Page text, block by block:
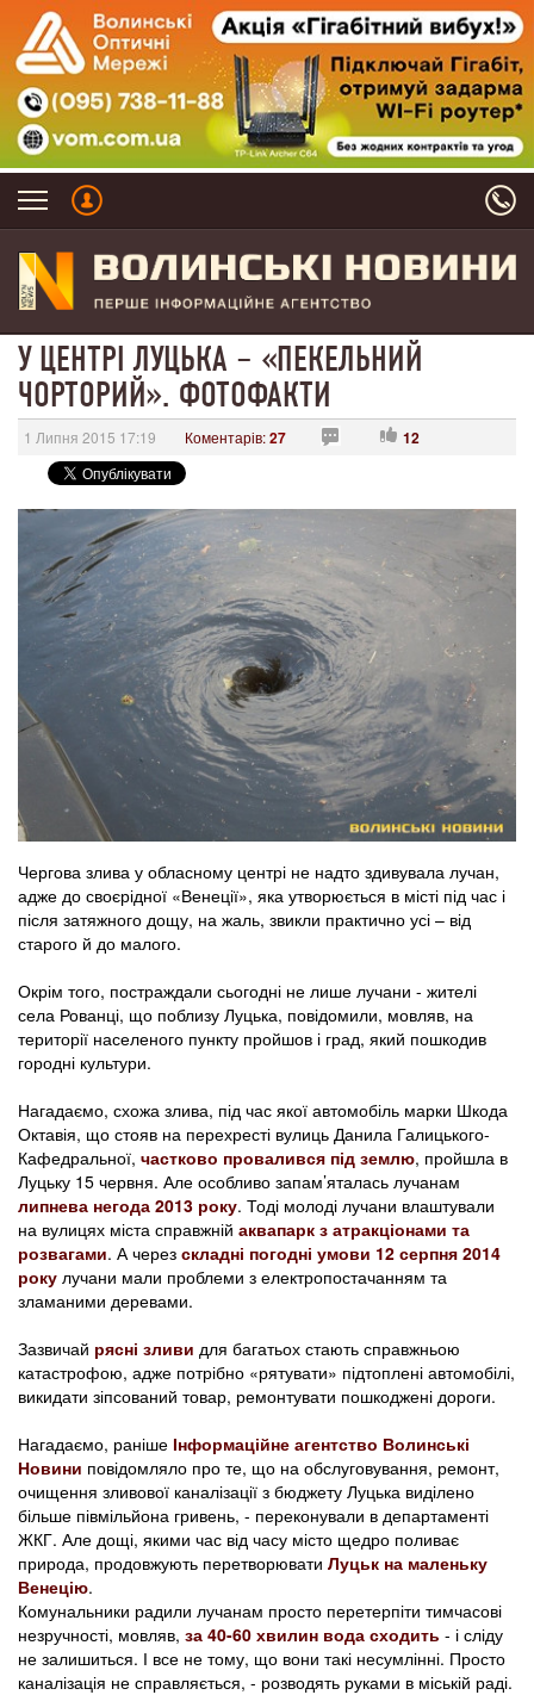
У ЦЕНТРІ ЛУЦЬКА – «ПЕКЕЛЬНИЙ
ЧОРТОРИЙ». ФОТОФАКТИ
1 Липня 2015 17:19 Коментарів:27 12
Чергова злива у обласному центрі не надто здивувала лучан,
адже до своєрідної «Венеції», яка утворюється в місті під час і
після затяжного дощу, на жаль, звикли практично усі – від
старого й до малого.
Окрім того, постраждали сьогодні не лише лучани - жителі
села Рованці, що поблизу Луцька, повідомили, мовляв, на
території населеного пункту пройшов і град, який пошкодив
городні культури.
Нагадаємо, схожа злива, під час якої автомобіль марки Шкода
Октавія, що стояв на перехресті вулиць Данила Галицького-
Кафедральної, частково провалився під землю, пройшла в
Луцьку 15 червня. Але особливо запам’яталась лучанам
липнева негода 2013 року. Тоді молоді лучани влаштували
на вулицях міста справжній аквапарк з атракціонами та
розвагами. А через складні погодні умови 12 серпня 2014
року лучани мали проблеми з електропостачанням та
зламаними деревами.
Зазвичай рясні зливи для багатьох стають справжньою
катастрофою, адже потрібно «рятувати» підтоплені автомобілі,
викидати зіпсований товар, ремонтувати пошкоджені дороги.
Нагадаємо, раніше Інформаційне агентство Волинські
Новини повідомляло про те, що на обслуговування, ремонт,
очищення зливової каналізації з бюджету Луцька виділено
більше півмільйона гривень, - переконували в департаменті
ЖКГ. Але дощі, якими час від часу місто щедро поливає
природа, продовжують перетворювати Луцьк на маленьку
Венецію.
Комунальники радили лучанам просто перетерпіти тимчасові
незручності, мовляв, за 40-60 хвилин вода сходить - і сліду
не залишиться. І все не тому, що вони такі несумлінні. Просто
каналізація не справляється, - розводять руками в міській раді.